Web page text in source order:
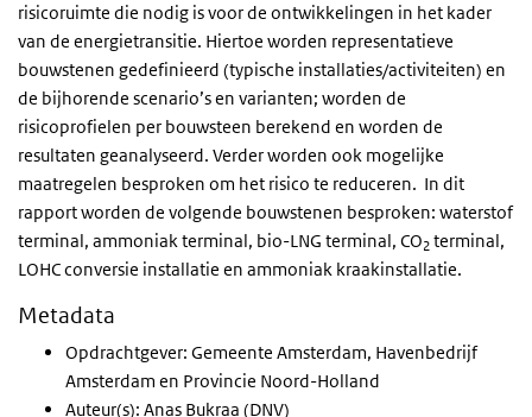
risicoruimte die nodig is voor de ontwikkelingen in het kader
van de energietransitie. Hiertoe worden representatieve
bouwstenen gedefinieerd (typische installaties/activiteiten) en
de bijhorende scenario’s en varianten; worden de
risicoprofielen per bouwsteen berekend en worden de
resultaten geanalyseerd. Verder worden ook mogelijke
maatregelen besproken om het risico te reduceren. In dit
rapport worden de volgende bouwstenen besproken: waterstof
terminal, ammoniak terminal, bio-LNG terminal, CO2terminal,
LOHC conversie installatie en ammoniak kraakinstallatie.
Metadata
Opdrachtgever: Gemeente Amsterdam, Havenbedrijf
Amsterdam en Provincie Noord-Holland
Auteur(s): Anas Bukraa (DNV)